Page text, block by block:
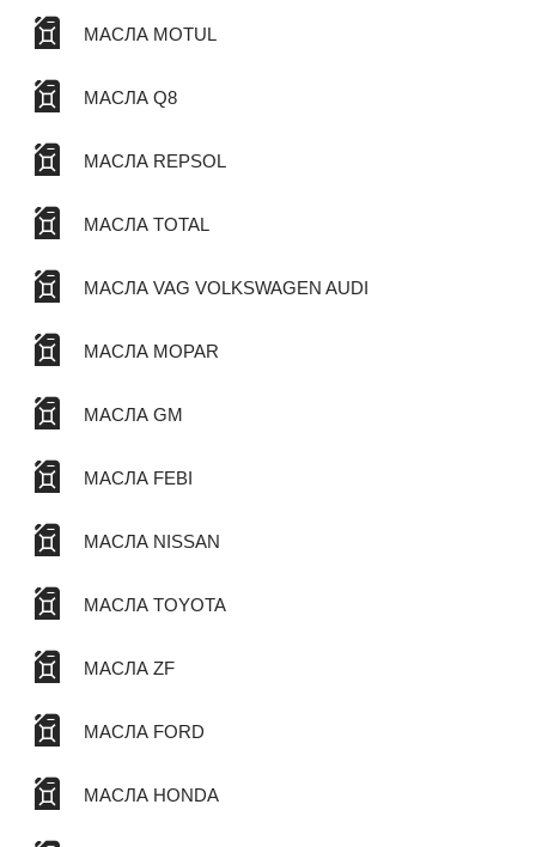
МАСЛА MOTUL
МАСЛА Q8
МАСЛА REPSOL
МАСЛА TOTAL
МАСЛА VAG VOLKSWAGEN AUDI
МАСЛА MOPAR
МАСЛА GM
МАСЛА FEBI
МАСЛА NISSAN
МАСЛА TOYOTA
МАСЛА ZF
МАСЛА FORD
МАСЛА HONDA